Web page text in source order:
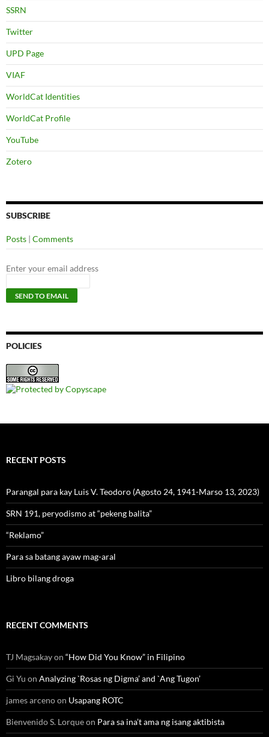
SSRN
Twitter
UPD Page
VIAF
WorldCat Identities
WorldCat Profile
YouTube
Zotero
SUBSCRIBE
Posts | Comments
Enter your email address
POLICIES
RECENT POSTS
Parangal para kay Luis V. Teodoro (Agosto 24, 1941-Marso 13, 2023)
SRN 191, peryodismo at “pekeng balita”
“Reklamo”
Para sa batang ayaw mag-aral
Libro bilang droga
RECENT COMMENTS
TJ Magsakayon “How Did You Know” in Filipino
Gi Yu on Analyzing `Rosas ng Digma’ and `Ang Tugon’
james arcenoon Usapang ROTC
Bienvenido S. Lorqueon Para sa ina’t ama ng isang aktibista